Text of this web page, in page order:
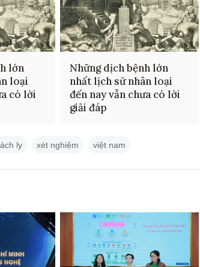
lớn
loại
có lời
Những dịch bệnh lớn
nhất lịch sử nhân loại
đến nay vẫn chưa có lời
giải đáp
ly xét nghiệm việt nam